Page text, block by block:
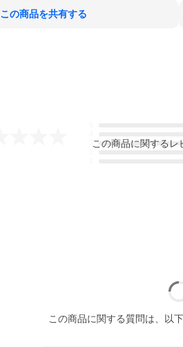
この商品を共有する
この商品に関するレ
この商品に関する質問は、以